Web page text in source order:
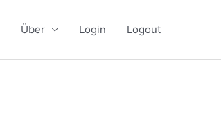
Über Login Logout